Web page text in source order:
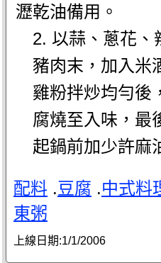
瀝乾油備用。
2. 以蒜、蔥花、
豬肉末，加入米
雞粉拌炒均勻後
腐燒至入味，最
起鍋前加少許麻
配料 .豆腐 .中式料
東粥
上線日期:1/1/2006